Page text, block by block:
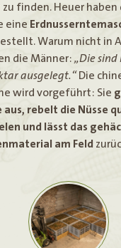
finden. Heuer haben
eine
Warum nicht in
die Männer: „Die
ausgelegt.“Die
wird vorgeführt: Sie
aus, rebelt die Nüsse
und lässt das
am Feld